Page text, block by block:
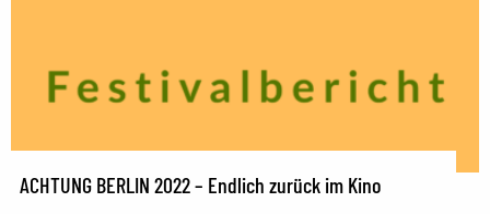
ACHTUNG BERLIN 2022 – Endlich zurück im Kino